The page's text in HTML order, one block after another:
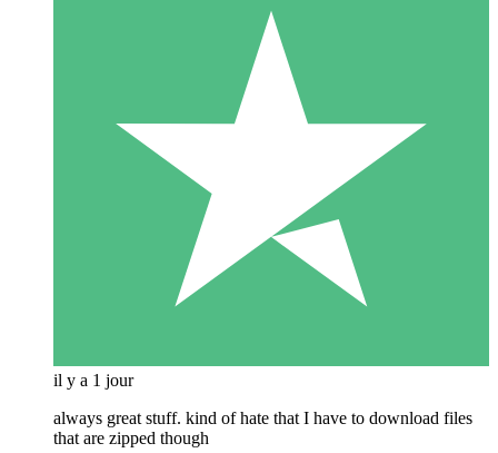
il y a 1 jour
always great stuff. kind of hate that I have to download files
that are zipped though